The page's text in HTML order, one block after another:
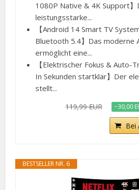
1080P Native & 4K Support
leistungsstarke...
【Android 14 Smart TV
Bluetooth 5.4】Das moderne
ermöglicht eine...
【Elektrischer Fokus & Auto-
In Sekunden startklar】Der
stellt...
119,99 EUR −30,00
Bei
BESTSELLER NR. 6